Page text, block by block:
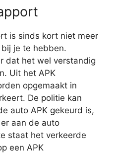
is sinds kort niet meer
je te hebben.
dat het wel verstandig
Uit het APK
opgemaakt in
De politie kan
auto APK gekeurd is,
aan de auto
staat het verkeerde
een APK